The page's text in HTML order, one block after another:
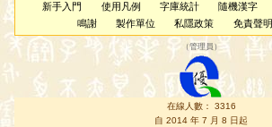
新手入門 使用凡例 字庫統計 隨機漢字
鳴謝
製作單位 私隱政策 免責聲明
（管理員 ）
在線人數： 3316
自 2014 年 7 月 8 日起